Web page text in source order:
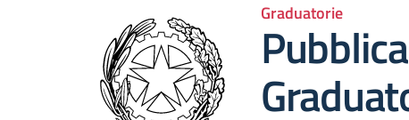
Graduatorie